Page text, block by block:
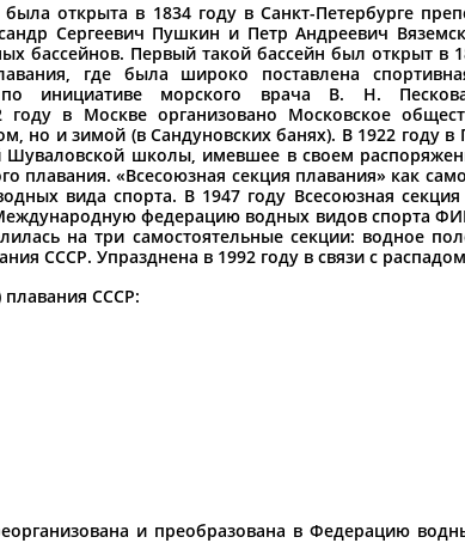
1 2 3 4 ... 8 9 10
открыта в 1834 году в Санкт-Петербурге
Сергеевич Пушкин и Петр Андреевич
бассейнов. Первый такой бассейн был открыт в
где была широко поставлена
инициативе морского врача В. Н.
в Москве организовано Московское
но и зимой (в Сандуновских банях). В 1922 году в
школы, имевшее в своем
плавания. «Всесоюзная секция плавания» как
вида спорта. В 1947 году Всесоюзная
федерацию водных видов спорта
на три самостоятельные секции: водное
СССР. Упразднена в 1992 году в связи с
СССР:
и преобразована в Федерацию